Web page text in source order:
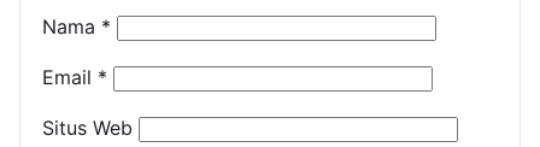
Nama *
Email *
Situs Web